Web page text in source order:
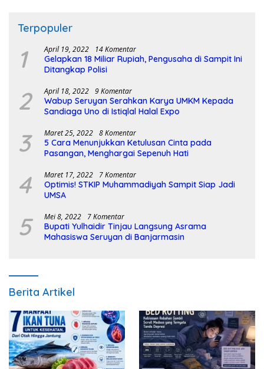
Terpopuler
1 April 19, 2022 14 Komentar
Gelapkan 18 Miliar Rupiah, Pengusaha di Sampit Ini
Ditangkap Polisi
2 April 18, 2022 9 Komentar
Wabup Seruyan Serahkan Karya UMKM Kepada
Sandiaga Uno di Istiqlal Halal Expo
3 Maret 25, 2022 8 Komentar
5 Cara Menunjukkan Ketulusan Cinta pada
Pasangan, Menghargai Sepenuh Hati
4 Maret 17, 2022 7 Komentar
Optimis! STKIP Muhammadiyah Sampit Siap Jadi
UMSA
5 Mei 8, 2022 7 Komentar
Bupati Yulhaidir Tinjau Langsung Asrama
Mahasiswa Seruyan di Banjarmasin
Berita Artikel